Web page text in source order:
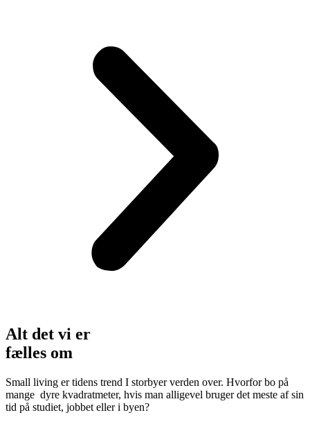
Alt det vi er
fælles om
Small living er tidens trend I storbyer verden over. Hvorfor bo på
mange dyre kvadratmeter, hvis man alligevel bruger det meste af sin
tid på studiet, jobbet eller i byen?